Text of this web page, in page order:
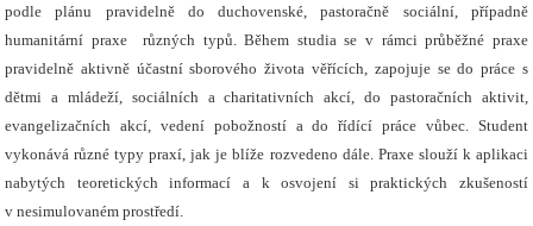
podle plánu pravidelně do duchovenské, pastoračně sociální, případně
humanitární praxe
různých typů. Během studia se v rámci průběžné praxe
pravidelně aktivně účastní sborového života věřících, zapojuje se do práce s
dětmi a mládeží, sociálních a charitativních akcí, do pastoračních aktivit,
evangelizačních akcí, vedení pobožností a do řídící práce vůbec. Student
vykonává různé typy praxí, jak je blíže rozvedeno dále. Praxe slouží k aplikaci
nabytých teoretických informací a k osvojení si praktických zkušeností
v nesimulovaném prostředí.